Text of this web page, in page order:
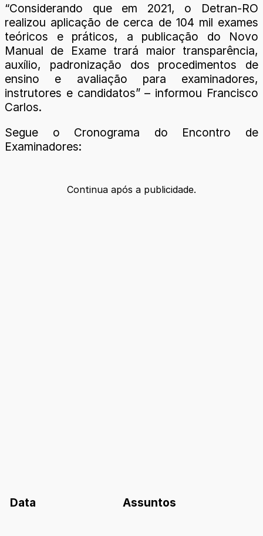
“Considerando que em 2021, o Detran-RO
realizou aplicação de cerca de 104 mil exames
teóricos e práticos, a publicação do Novo
Manual de Exame trará maior transparência,
auxílio, padronização dos procedimentos de
ensino e avaliação para examinadores,
instrutores e candidatos” – informou Francisco
Carlos.
Segue o Cronograma do Encontro de
Examinadores:
Continua após a publicidade.
Data Assuntos